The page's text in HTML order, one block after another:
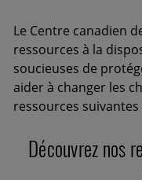
Le Centre canadien
ressources à la
soucieuses de
aider à changer les
ressources
Découvrez nos